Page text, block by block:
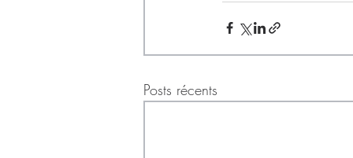
Posts récents